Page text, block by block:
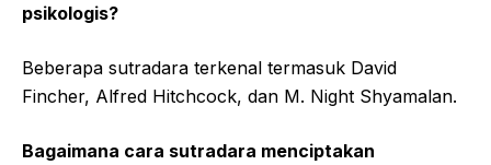
psikologis?
Beberapa sutradara terkenal termasuk David
Fincher, Alfred Hitchcock, dan M. Night Shyamalan.
Bagaimana cara sutradara menciptakan